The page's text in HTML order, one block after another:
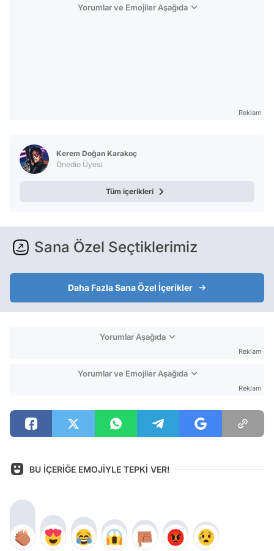
Yorumlar ve Emojiler Aşağıda
Reklam
Kerem Doğan Karakoç
Onedio Üyesi
Tüm içerikleri
Sana Özel Seçtiklerimiz
Daha Fazla Sana Özel İçerikler
Yorumlar Aşağıda
Reklam
Yorumlar ve Emojiler Aşağıda
Reklam
BU İÇERİĞE EMOJİYLE TEPKİ VER!